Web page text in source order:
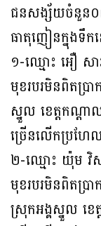
ជនសង្ស័យចំនួន០
ធាតុញៀនក្នុងទឹ
១-ឈ្មោះ អឿ សា
មុខរបរមិនពិតប្រ
ស្នួល ខេត្តកណ្ដ
ច្រើនលេីកប្រហែ
២-ឈ្មោះ យ៉ុម វិស
មុខរបរមិនពិតប្រ
ស្រុកអង្គស្នួល ខេ